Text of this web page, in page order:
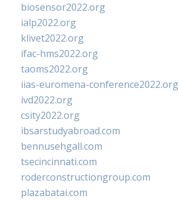
biosensor2022.org
ialp2022.org
klivet2022.org
ifac-hms2022.org
taoms2022.org
iias-euromena-conference2022.org
ivd2022.org
csity2022.org
ibsarstudyabroad.com
bennusehgall.com
tsecincinnati.com
roderconstructiongroup.com
plazabatai.com